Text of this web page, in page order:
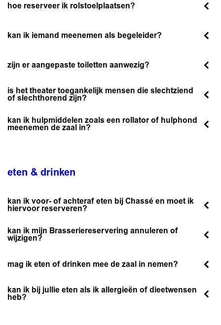
hoe reserveer ik rolstoelplaatsen?
kan ik iemand meenemen als begeleider?
zijn er aangepaste toiletten aanwezig?
is het theater toegankelijk mensen die slechtziend
of slechthorend zijn?
kan ik hulpmiddelen zoals een rollator of hulphond
meenemen de zaal in?
eten & drinken
kan ik voor- of achteraf eten bij Chassé en moet ik
hiervoor reserveren?
kan ik mijn Brasseriereservering annuleren of
wijzigen?
mag ik eten of drinken mee de zaal in nemen?
kan ik bij jullie eten als ik allergieën of dieetwensen
heb?